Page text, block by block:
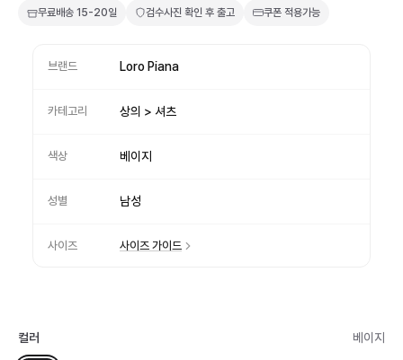
무료배송 15-20일 검수사진 확인 후 출고 쿠폰 적용가능
브랜드 Loro Piana
카테고리 상의 > 셔츠
색상 베이지
성별 남성
사이즈 사이즈 가이드
컬러 베이지